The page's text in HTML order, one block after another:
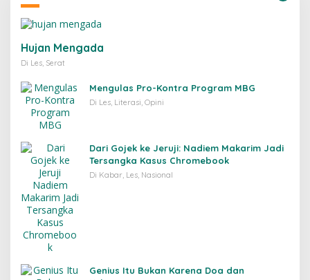
Hujan Mengada
Di Les, Serat
Mengulas Pro-Kontra Program MBG
Di Les, Literasi, Opini
Dari Gojek ke Jeruji: Nadiem Makarim Jadi
Tersangka Kasus Chromebook
Di Kabar, Les, Nasional
Genius Itu Bukan Karena Doa dan